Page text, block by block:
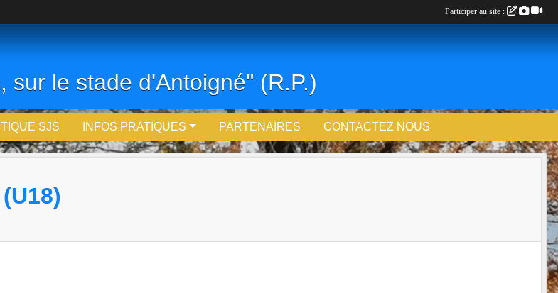
le stade d'Antoigné" (R.P.)
SJS INFOS PRATIQUES PARTENAIRES CONTACTEZ NOUS
Participer au site :